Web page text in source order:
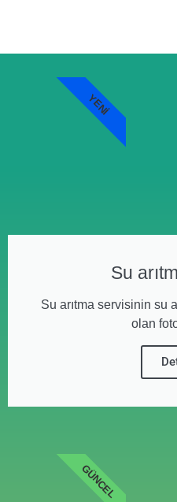
Su
Su arıtma servisinin su
olan
YENI
GÜNCEL